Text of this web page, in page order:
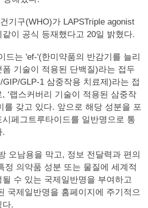
기구(WHO)가 LAPSTriple agonist
이 공식 등재했다고 20일 밝혔다.
드는 'ef-'(한미약품의 반감기를 늘리
기술이 적용된 단백질)라는 접두
GLP-1 삼중작용 치료제)라는 접
‘랩스커버리 기술이 적용된 삼중작
를 갖고 있다. 앞으로 해당 성분을 포
페그트루타이드를 일반명으로 통
.
오남용을 막고, 정보 전달력과 편의
정 의약품 성분 또는 물질에 세계적
수 있는 국제일반명을 부여하고
국제일반명을 홈페이지에 주기적으
다.